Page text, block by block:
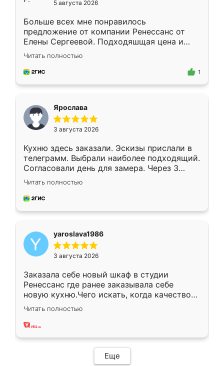
5 августа 2026
Больше всех мне понравилось
предложение от компании Ренессанс от
Елены Сергеевой. Подходяшщая цена и
короткие сроки изготовления. Приехавший
для замера сотрудник Владислав
предложил по моему эскизу самый
Читать полностью
1
Ярослава
3 августа 2026
Кухню здесь заказали. Эскизы прислали в
телеграмм. Выбрали наиболее подходящий.
Согласовали день для замера. Через 3
недели кухня была уже готова. Остались
довольны работой. Спасибо Ренессанс
мебель за качественную работу!
Читать полностью
yaroslava1986
3 августа 2026
Заказала себе новый шкаф в студии
Ренессанс где ранее заказывала себе
новую кухню.Чего искать, когда качеством
вполне довольна. Служит кухня уже почти
два года, нареканий нет.
Читать полностью
Еще